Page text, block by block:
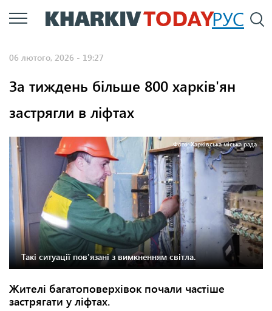
Перейти
до
РУС
06 лютого, 2026 - 19:27
За тиждень більше 800 харків'ян
застрягли в ліфтах
Фото: Харківська міська рада
Такі ситуації пов'язані з вимкненням світла.
Жителі багатоповерхівок почали частіше
застрягати у ліфтах.